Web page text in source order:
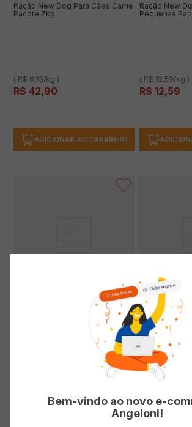
Ração New Dog Para Cães Carne
Pacote 7kg
( R$ 6,13/kg )
R$ 42,90
ADICIONAR AO CARRINHO
Ração New
Pequenas
( R$ 12,59/kg )
R$ 12,59
Ração New Dog Para Cães
59
Ração New
Pacote 1kg
( R$ 12,59/kg )
Bem-vindo ao novo e-
Angeloni!